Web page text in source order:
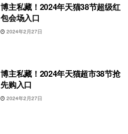
博主私藏！2024年天猫38节超级红
包会场入口
2024年2月27日
博主私藏！2024年天猫超市38节抢
先购入口
2024年2月27日